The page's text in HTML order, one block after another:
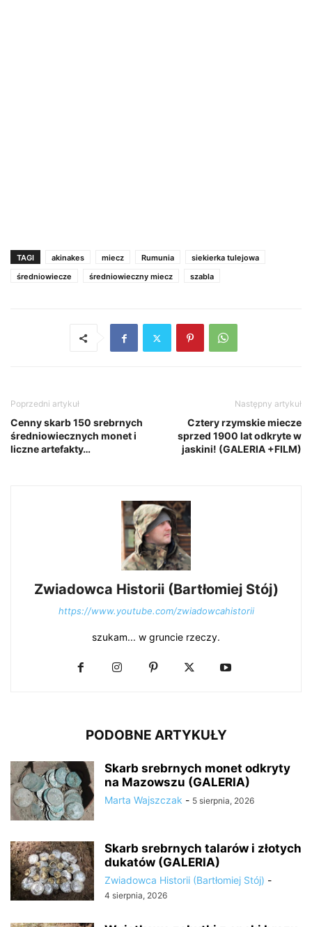
TAGI akinakes miecz Rumunia
siekierka tulejowa
średniowiecze
średniowieczny miecz szabla
Poprzedni artykuł
Cenny skarb 150 srebrnych
średniowiecznych monet i
liczne artefakty…
Następny artykuł
Cztery rzymskie miecze
sprzed 1900 lat odkryte w
jaskini! (GALERIA +FILM)
Zwiadowca Historii (Bartłomiej Stój)
https://www.youtube.com/zwiadowcahistorii
szukam... w gruncie rzeczy.
PODOBNE ARTYKUŁY
Skarb srebrnych monet odkryty
na Mazowszu (GALERIA)
Marta Wajszczak - 5 sierpnia, 2026
Skarb srebrnych talarów i złotych
dukatów (GALERIA)
Zwiadowca Historii (Bartłomiej Stój) -
4 sierpnia, 2026